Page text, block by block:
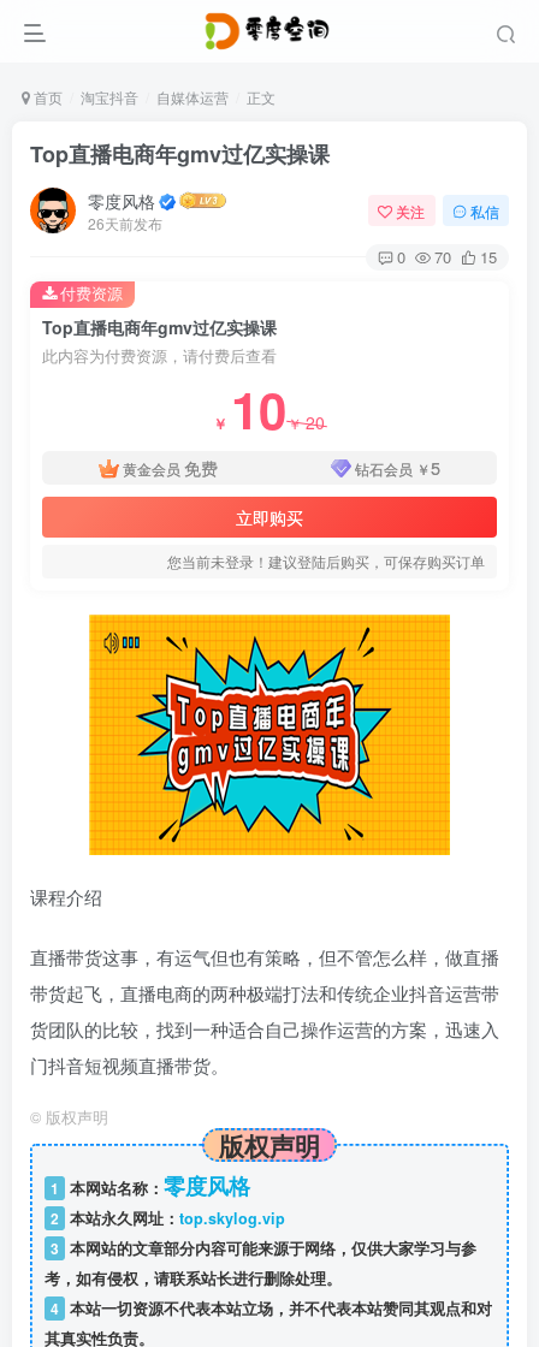
首页 淘宝抖音 自媒体运营 正文
Top直播电商年gmv过亿实操课
零度风格
26天前发布
关注 私信
0 70 15
Top直播电商年gmv过亿实操课
此内容为付费资源，请付费后查看
￥ 10￥20
黄金会员 免费 钻石会员 ￥5
立即购买
您当前未登录！建议登陆后购买，可保存购买订单
付费资源
课程介绍
直播带货这事，有运气但也有策略，但不管怎么样，做直播
带货起飞，直播电商的两种极端打法和传统企业抖音运营带
货团队的比较，找到一种适合自己操作运营的方案，迅速入
门抖音短视频直播带货。
© 版权声明
版权声明
1 本网站名称： 零度风格
2 本站永久网址： top.skylog.vip
3 本网站的文章部分内容可能来源于网络，仅供大家学习与参
考，如有侵权，请联系站长进行删除处理。
4 本站一切资源不代表本站立场，并不代表本站赞同其观点和对
其真实性负责。